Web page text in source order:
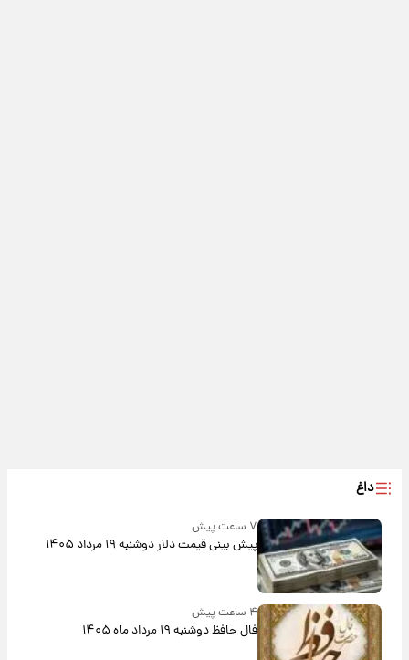
داغ
۷ ساعت پیش
پیش‌ بینی قیمت دلار دوشنبه ۱۹ مرداد ۱۴۰۵
۴ ساعت پیش
فال حافظ دوشنبه ۱۹ مرداد ماه ۱۴۰۵